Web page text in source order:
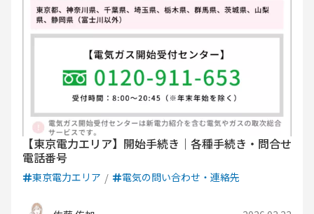
【東京電力エリア】開始手続き｜各種手続き・問合せ
電話番号
東京電力エリア 電気の問い合わせ・連絡先